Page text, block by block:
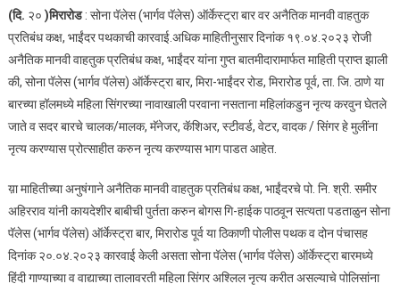
वाहतूक
कक्ष
भाईंदर
बार वर
(दि. २० )मिरारोड: सोना पॅलेस (भार्गव पॅलेस) ऑर्केस्ट्रा बार वर अनैतिक मानवी वाहतुक
प्रतिबंध कक्ष, भाईंदर पथकाची कारवाई.अधिक माहितीनुसार दिनांक १९.०४.२०२३ रोजी
अनैतिक मानवी वाहतुक प्रतिबंध कक्ष, भाईंदर यांना गुप्त बातमीदारामार्फत माहिती प्राप्त झाली
की, सोना पॅलेस (भार्गव पॅलेस) ऑर्केस्ट्रा बार, मिरा-भाईंदर रोड, मिरारोड पूर्व, ता. जि. ठाणे या
बारच्या हॉलमध्ये महिला सिंगरच्या नावाखाली परवाना नसताना महिलांकडुन नृत्य करवुन घेतले
जाते व सदर बारचे चालक/मालक, मॅनेजर, कॅशिअर, स्टीवर्ड, वेटर, वादक / सिंगर हे मुलींना
नृत्य करण्यास प्रोत्साहीत करुन नृत्य करण्यास भाग पाडत आहेत.
य़ा माहितीच्या अनुषंगाने अनैतिक मानवी वाहतुक प्रतिबंध कक्ष, भाईंदरचे पो. नि. श्री. समीर
अहिरराव यांनी कायदेशीर बाबीची पुर्तता करुन बोगस गि-हाईक पाठवून सत्यता पडताळुन सोना
पॅलेस (भार्गव पॅलेस) ऑर्केस्ट्रा बार, मिरारोड पूर्व या ठिकाणी पोलीस पथक व दोन पंचासह
दिनांक २०.०४.२०२३ कारवाई केली असता सोना पॅलेस (भार्गव पॅलेस) ऑर्केस्ट्रा बारमध्ये
हिंदी गाण्याच्या व वाद्याच्या तालावरती महिला सिंगर अश्लिल नृत्य करीत असल्याचे पोलिसांना